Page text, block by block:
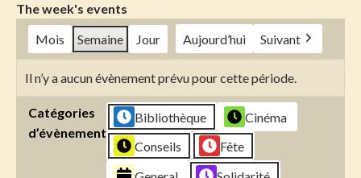
The week's events
Mois
Semaine Jour Aujourd’hui Suivant
Il n’y a aucun évènement prévu pour cette période.
Catégories
d’évènement
Bibliothèque
Cinéma
Conseils
Fête